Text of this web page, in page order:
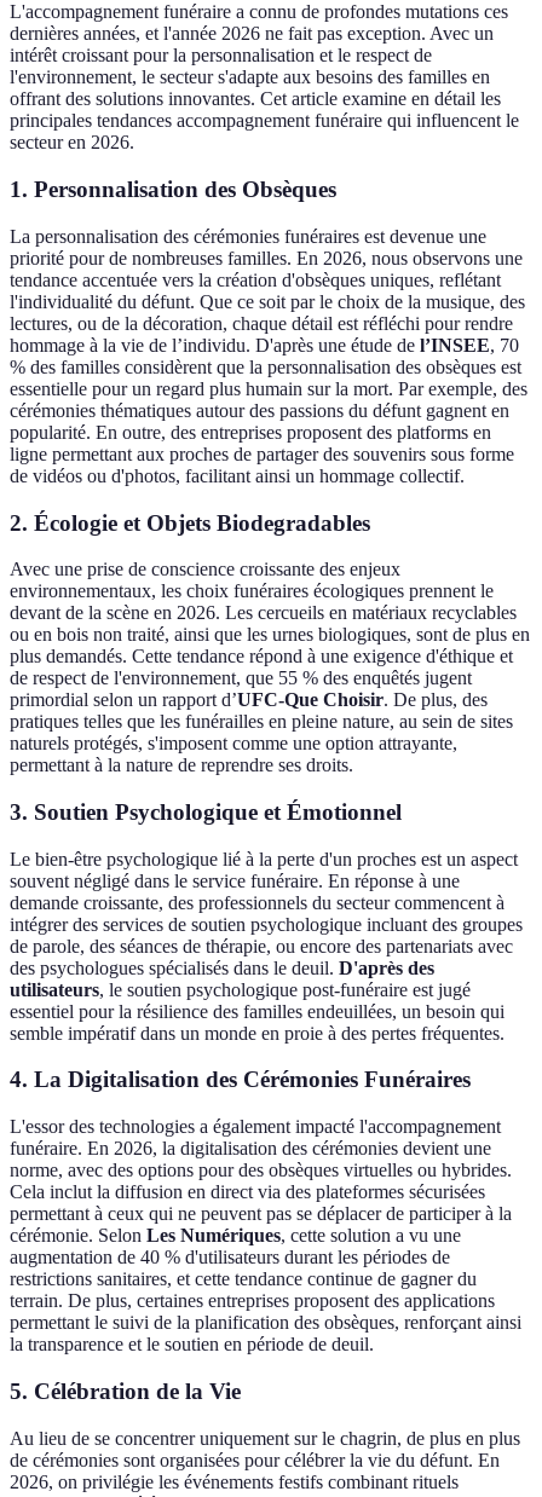
L'accompagnement funéraire a connu de profondes mutations ces
dernières années, et l'année 2026 ne fait pas exception. Avec un
intérêt croissant pour la personnalisation et le respect de
l'environnement, le secteur s'adapte aux besoins des familles en
offrant des solutions innovantes. Cet article examine en détail les
principales tendances accompagnement funéraire qui influencent le
secteur en 2026.
1. Personnalisation des Obsèques
La personnalisation des cérémonies funéraires est devenue une
priorité pour de nombreuses familles. En 2026, nous observons une
tendance accentuée vers la création d'obsèques uniques, reflétant
l'individualité du défunt. Que ce soit par le choix de la musique, des
lectures, ou de la décoration, chaque détail est réfléchi pour rendre
hommage à la vie de l’individu. D'après une étude de l’INSEE, 70
% des familles considèrent que la personnalisation des obsèques est
essentielle pour un regard plus humain sur la mort. Par exemple, des
cérémonies thématiques autour des passions du défunt gagnent en
popularité. En outre, des entreprises proposent des platforms en
ligne permettant aux proches de partager des souvenirs sous forme
de vidéos ou d'photos, facilitant ainsi un hommage collectif.
2. Écologie et Objets Biodegradables
Avec une prise de conscience croissante des enjeux
environnementaux, les choix funéraires écologiques prennent le
devant de la scène en 2026. Les cercueils en matériaux recyclables
ou en bois non traité, ainsi que les urnes biologiques, sont de plus en
plus demandés. Cette tendance répond à une exigence d'éthique et
de respect de l'environnement, que 55 % des enquêtés jugent
primordial selon un rapport d’UFC-Que Choisir. De plus, des
pratiques telles que les funérailles en pleine nature, au sein de sites
naturels protégés, s'imposent comme une option attrayante,
permettant à la nature de reprendre ses droits.
3. Soutien Psychologique et Émotionnel
Le bien-être psychologique lié à la perte d'un proches est un aspect
souvent négligé dans le service funéraire. En réponse à une
demande croissante, des professionnels du secteur commencent à
intégrer des services de soutien psychologique incluant des groupes
de parole, des séances de thérapie, ou encore des partenariats avec
des psychologues spécialisés dans le deuil. D'après des
utilisateurs, le soutien psychologique post-funéraire est jugé
essentiel pour la résilience des familles endeuillées, un besoin qui
semble impératif dans un monde en proie à des pertes fréquentes.
4. La Digitalisation des Cérémonies Funéraires
L'essor des technologies a également impacté l'accompagnement
funéraire. En 2026, la digitalisation des cérémonies devient une
norme, avec des options pour des obsèques virtuelles ou hybrides.
Cela inclut la diffusion en direct via des plateformes sécurisées
permettant à ceux qui ne peuvent pas se déplacer de participer à la
cérémonie. Selon Les Numériques, cette solution a vu une
augmentation de 40 % d'utilisateurs durant les périodes de
restrictions sanitaires, et cette tendance continue de gagner du
terrain. De plus, certaines entreprises proposent des applications
permettant le suivi de la planification des obsèques, renforçant ainsi
la transparence et le soutien en période de deuil.
5. Célébration de la Vie
Au lieu de se concentrer uniquement sur le chagrin, de plus en plus
de cérémonies sont organisées pour célébrer la vie du défunt. En
2026, on privilégie les événements festifs combinant rituels